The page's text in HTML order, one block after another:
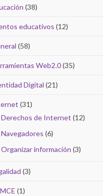
(38)
educativos (12)
(58)
Web2.0(35)
Digital (21)
(31)
Derechos de Internet (12)
Navegadores (6)
Organizar información (3)
(3)
(1)